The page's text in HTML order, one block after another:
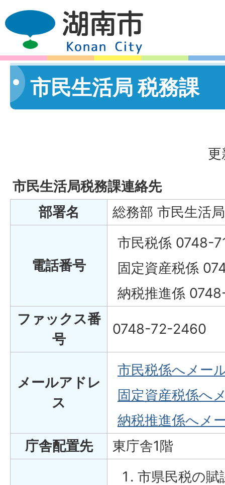
市民生活局 税務課
市民生活局税務課連絡先
部署名
総務部 市民生活
電話番号
市民税係 0748-
固定資産税係
納税推進係
ファックス番
号
0748-72-2460
メールアドレ
ス
市民税係へメー
固定資産税係へ
納税推進係へメ
庁舎配置先
東庁舎1階
市県民税の賦